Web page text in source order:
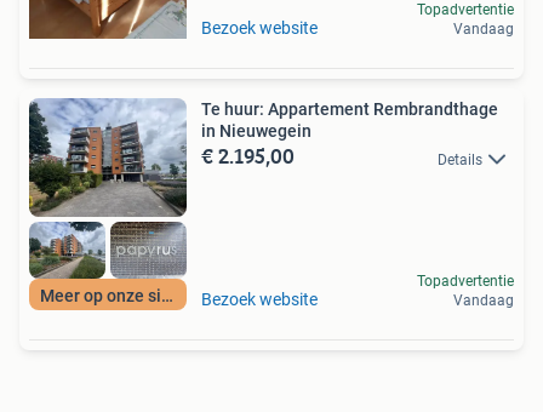
Bezoek website
Topadvertentie
Vandaag
Meer op onze site
Te huur: Appartement Rembrandthage
in Nieuwegein
€ 2.195,00 Details
Bezoek website
Topadvertentie
Vandaag